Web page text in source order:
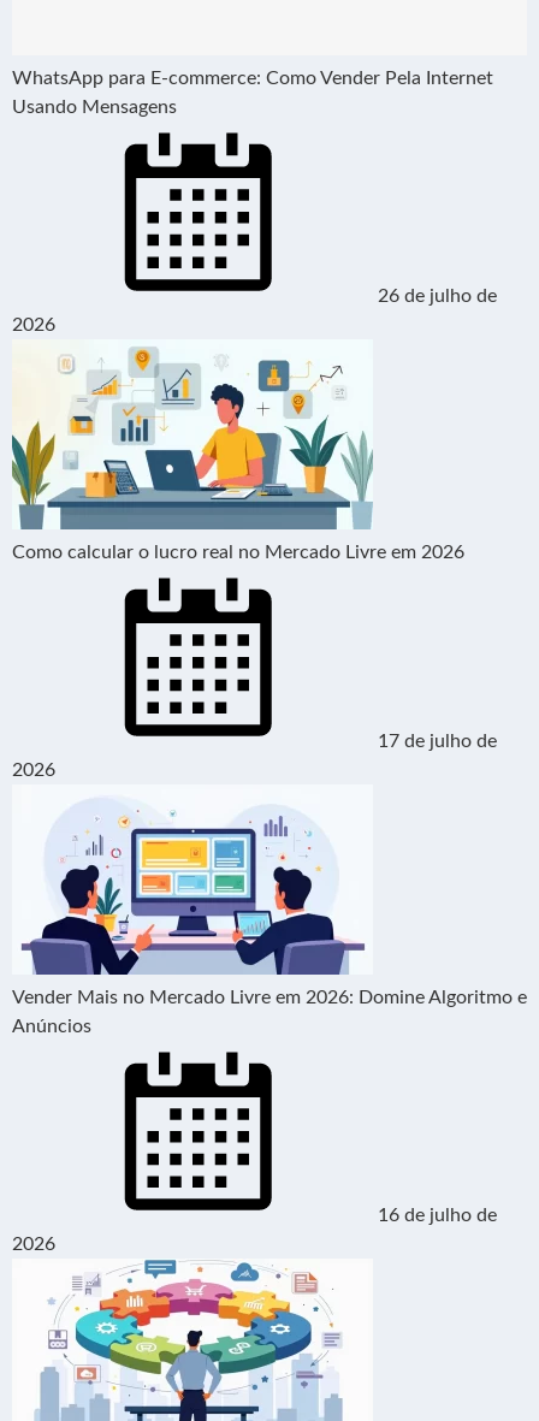
WhatsApp para E-commerce: Como Vender Pela Internet
Usando Mensagens
26 de julho de
2026
Como calcular o lucro real no Mercado Livre em 2026
17 de julho de
2026
Vender Mais no Mercado Livre em 2026: Domine Algoritmo e
Anúncios
16 de julho de
2026